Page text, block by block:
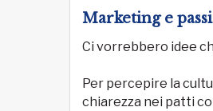
Marketing e
Ci vorrebbero idee
Per percepire la
chiarezza nei patti